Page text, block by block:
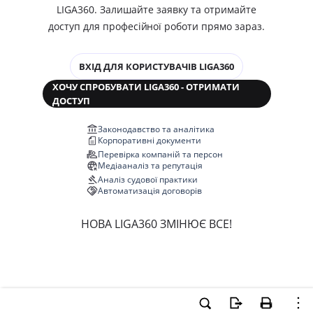
LIGA360. Залишайте заявку та отримайте
доступ для професійної роботи прямо зараз.
ВХІД ДЛЯ КОРИСТУВАЧІВ LIGA360
ХОЧУ СПРОБУВАТИ LIGA360 - ОТРИМАТИ
ДОСТУП
Законодавство та аналітика
Корпоративні документи
Перевірка компаній та персон
Медіааналіз та репутація
Аналіз судової практики
Автоматизація договорів
НОВА LIGA360 ЗМІНЮЄ ВСЕ!